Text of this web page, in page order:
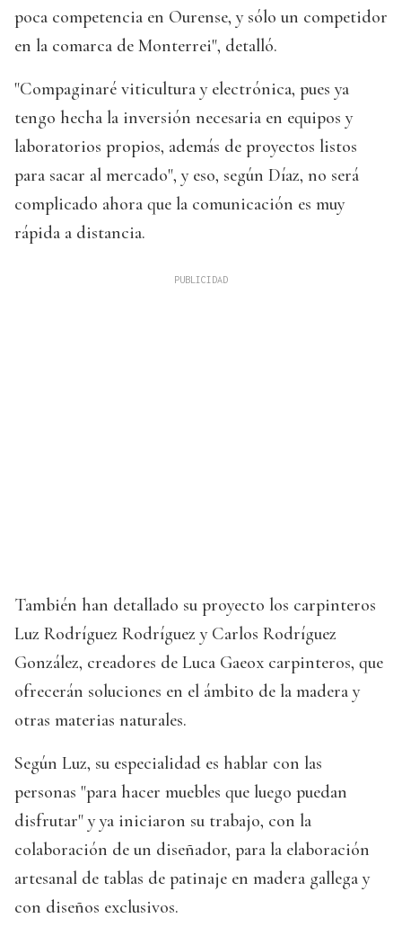
poca competencia en Ourense, y sólo un competidor
en la comarca de Monterrei", detalló.
"Compaginaré viticultura y electrónica, pues ya
tengo hecha la inversión necesaria en equipos y
laboratorios propios, además de proyectos listos
para sacar al mercado", y eso, según Díaz, no será
complicado ahora que la comunicación es muy
rápida a distancia.
También han detallado su proyecto los carpinteros
Luz Rodríguez Rodríguez y Carlos Rodríguez
González, creadores de Luca Gaeox carpinteros, que
ofrecerán soluciones en el ámbito de la madera y
otras materias naturales.
Según Luz, su especialidad es hablar con las
personas "para hacer muebles que luego puedan
disfrutar" y ya iniciaron su trabajo, con la
colaboración de un diseñador, para la elaboración
artesanal de tablas de patinaje en madera gallega y
con diseños exclusivos.